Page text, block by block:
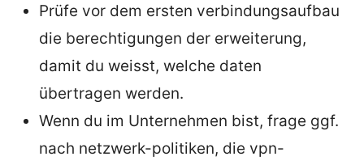
Prüfe vor dem ersten verbindungsaufbau
die berechtigungen der erweiterung,
damit du weisst, welche daten
übertragen werden.
Wenn du im Unternehmen bist, frage ggf.
nach netzwerk-politiken, die vpn-